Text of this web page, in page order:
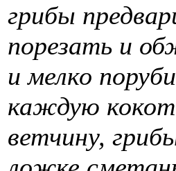
грибы
порезать и
и мелко
каждую
ветчину,